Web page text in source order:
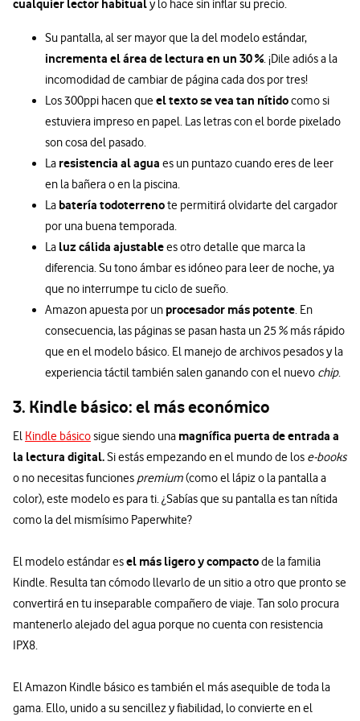
cualquier lector habitualy lo hace sin inflar su precio.
Su pantalla, al ser mayor que la del modelo estándar,
incrementa el área de lectura en un 30 %. ¡Dile adiós a la
incomodidad de cambiar de página cada dos por tres!
Los 300ppi hacen queel texto se vea tan nítidocomo si
estuviera impreso en papel. Las letras con el borde pixelado
son cosa del pasado.
La resistencia al agua es un puntazo cuando eres de leer
en la bañera o en la piscina.
La batería todoterrenote permitirá olvidarte del cargador
por una buena temporada.
La luz cálida ajustablees otro detalle que marca la
diferencia. Su tono ámbar es idóneo para leer de noche, ya
que no interrumpe tu ciclo de sueño.
Amazon apuesta por un procesador más potente. En
consecuencia, las páginas se pasan hasta un 25 % más rápido
que en el modelo básico. El manejo de archivos pesados y la
experiencia táctil también salen ganando con el nuevo chip.
3. Kindle básico: el más económico
El Kindle básicosigue siendo una magnífica puerta de entrada a
la lectura digital.Si estás empezando en el mundo de los e-books
o no necesitas funciones premium(como el lápiz o la pantalla a
color), este modelo es para ti. ¿Sabías que su pantalla es tan nítida
como la del mismísimo Paperwhite?
El modelo estándar esel más ligero y compactode la familia
Kindle. Resulta tan cómodo llevarlo de un sitio a otro que pronto se
convertirá en tu inseparable compañero de viaje. Tan solo procura
mantenerlo alejado del agua porque no cuenta con resistencia
IPX8.
El Amazon Kindle básico es también el más asequible de toda la
gama. Ello, unido a su sencillez y fiabilidad, lo convierte en el